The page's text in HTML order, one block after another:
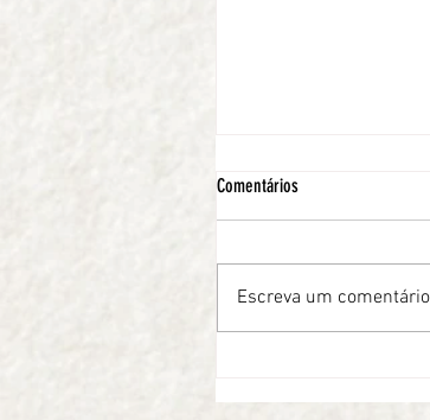
Comentários
Escreva um comentário